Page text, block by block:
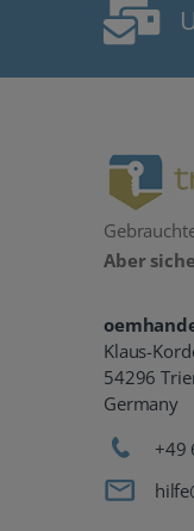
Aber
Klaus-
54296
Germany
+49